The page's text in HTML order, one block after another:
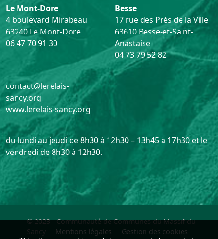
Le Mont-Dore
4 boulevard Mirabeau
63240 Le Mont-Dore
06 47 70 91 30
Besse
17 rue des Prés de la Ville
63610 Besse-et-Saint-
Anastaise
04 73 79 52 82
contact@lerelais-
sancy.org
www.lerelais-sancy.org
du lundi au jeudi de 8h30 à 12h30 – 13h45 à 17h30 et le
vendredi de 8h30 à 12h30.
© 2023 - Communauté de Communes du Massif du
Sancy
Mentions légales Gestion des cookies